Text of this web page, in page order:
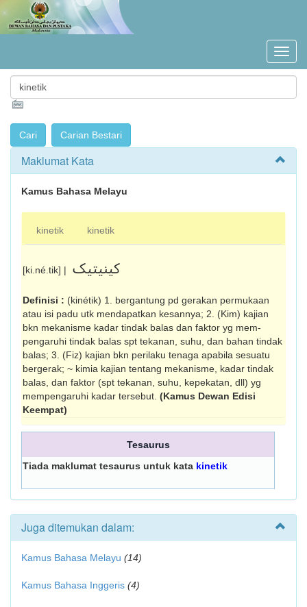
Maklumat Kata
Kamus Bahasa Melayu
kinetik kinetik
[ki.né.tik] | کينيتيک
Definisi : (kinétik) 1. bergantung pd gerakan permukaan
atau isi padu utk mendapatkan kesannya; 2. (Kim) kajian
bkn mekanisme kadar tindak balas dan faktor yg mem­
pengaruhi tindak balas spt tekanan, suhu, dan bahan tindak
balas; 3. (Fiz) kajian bkn peri­laku tenaga apabila sesuatu
bergerak; ~ kimia kajian tentang mekanisme, kadar tindak
balas, dan faktor (spt tekanan, suhu, kepekatan, dll) yg
mempengaruhi kadar tersebut. (Kamus Dewan Edisi
Keempat)
Tesaurus
Tiada maklumat tesaurus untuk kata kinetik
Juga ditemukan dalam:
Kamus Bahasa Melayu (14)
Kamus Bahasa Inggeris (4)